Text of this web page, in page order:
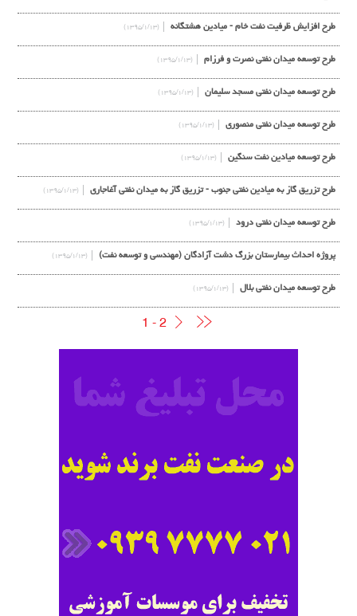
طرح افزايش ظرفيت نفت خام - ميادين هشتگانه (۱۳۹۵/۱/۱۳)
طرح توسعه ميدان نفتي نصرت و فرزام (۱۳۹۵/۱/۱۳)
طرح توسعه ميدان نفتي مسجد سليمان (۱۳۹۵/۱/۱۳)
طرح توسعه ميدان نفتي منصوري (۱۳۹۵/۱/۱۳)
طرح توسعه ميادين نفت سنگين (۱۳۹۵/۱/۱۳)
طرح تزريق گاز به ميادين نفتي جنوب - تزريق گاز به ميدان نفتي آغاجاري (۱۳۹۵/۱/۱۳)
طرح توسعه ميدان نفتي درود (۱۳۹۵/۱/۱۳)
پروژه احداث بيمارستان بزرگ دشت آزادگان (مهندسی و توسعه نفت) (۱۳۹۵/۱/۱۳)
طرح توسعه ميدان نفتي بلال (۱۳۹۵/۱/۱۳)
1 - 2